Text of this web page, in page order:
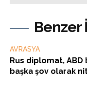
Benzer
AVRASYA
Rus diplomat, ABD
başka şov olarak